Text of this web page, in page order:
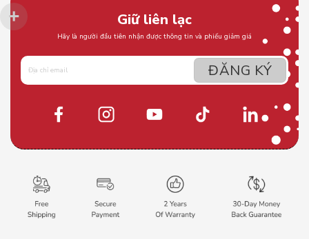
Giữ liên lạc
Hãy là người đầu tiên nhận được thông tin và phiếu giảm giá